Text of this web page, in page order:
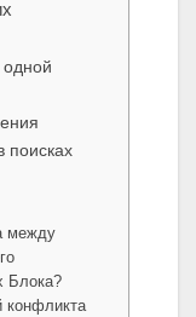
поисках
между
Блока?
конфликта